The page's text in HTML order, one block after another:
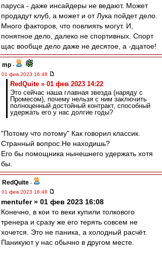
паруса - даже инсайдеры не ведают. Может
продадут клуб, а может и от Лука пойдет дело.
Много факторов, что повлиять могут. И,
понятное дело, далеко не спортивных. Спорт
щас вообще дело даже не десятое, а -дцатое!
mp -
01 фев 2023 16:48
RedQuite » 01 фев 2023 14:22
Это сейчас наша главная звезда (наряду с
Промесом), почему нельзя с ним заключить
полноценный достойный контракт, способный
удержать его у нас долгие годы?
"Потому что потому" Как говорил классик.
Странный вопрос.Не находишь?
Его бы помощника нынешнего удержать хотя
бы.
RedQuite -
01 фев 2023 16:46
mentufer » 01 фев 2023 16:08
Конечно, в кои то веки купили толкового
тренера и сразу же его терять совсем не
хочется. Это не паника, а холодный расчёт.
Паникуют у нас обычно в другом месте.